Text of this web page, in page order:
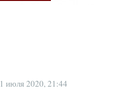
1 июля 2020, 21:44